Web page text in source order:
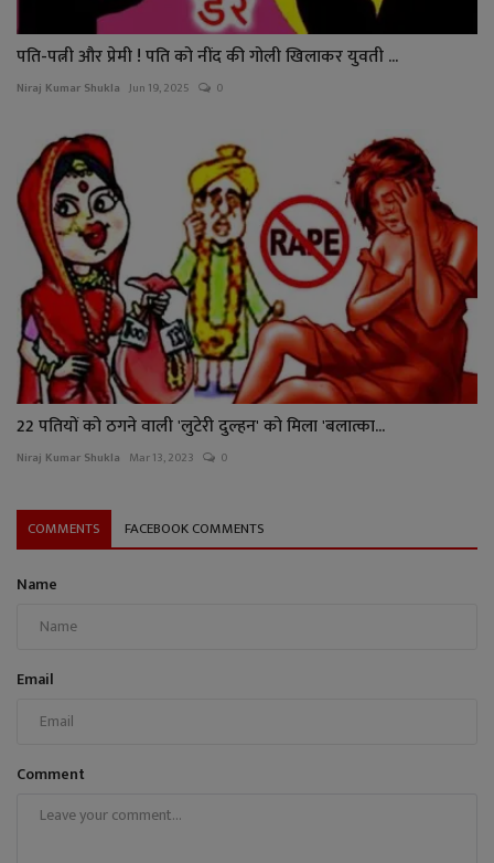
पति-पत्नी और प्रेमी ! पति को नींद की गोली खिलाकर युवती ...
Niraj Kumar Shukla Jun 19, 2025 0
22 पतियों को ठगने वाली 'लुटेरी दुल्हन' को मिला 'बलात्का...
Niraj Kumar Shukla Mar 13, 2023 0
COMMENTS FACEBOOK COMMENTS
Name
Email
Comment